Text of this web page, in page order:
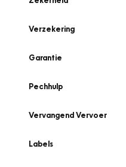
Verzekering
Garantie
Pechhulp
Vervangend Vervoer
Labels